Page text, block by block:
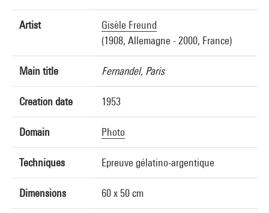
Artist
Gisèle Freund
(1908, Allemagne - 2000, France)
Main title Fernandel, Paris
Creation date 1953
Domain Photo
Techniques Epreuve gélatino-argentique
Dimensions 60 x 50 cm